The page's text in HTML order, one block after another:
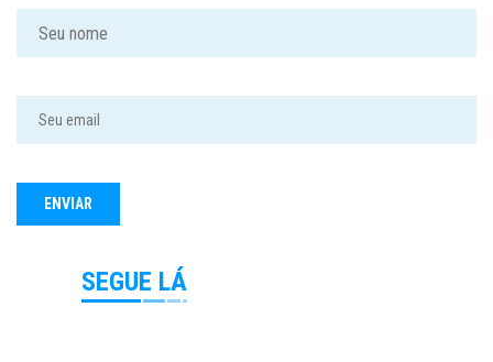
SEGUE LÁ